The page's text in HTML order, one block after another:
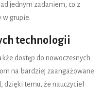
jednym zadaniem, co z
w grupie.
technologii
dostęp do nowoczesnych
na bardziej zaangażowane
dzięki temu, że nauczyciel